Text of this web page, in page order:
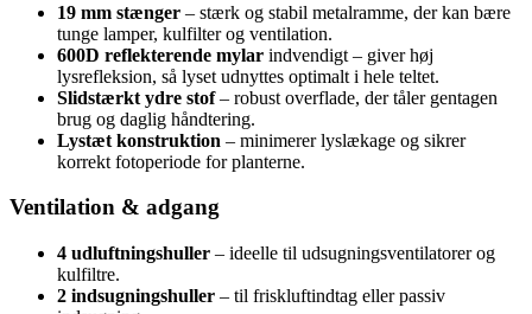
19 mm stænger – stærk og stabil metalramme, der kan bære
tunge lamper, kulfilter og ventilation.
600D reflekterende mylar indvendigt – giver høj
lysrefleksion, så lyset udnyttes optimalt i hele teltet.
Slidstærkt ydre stof– robust overflade, der tåler gentagen
brug og daglig håndtering.
Lystæt konstruktion – minimerer lyslækage og sikrer
korrekt fotoperiode for planterne.
Ventilation & adgang
4 udluftningshuller – ideelle til udsugningsventilatorer og
kulfiltre.
2 indsugningshuller – til friskluftindtag eller passiv